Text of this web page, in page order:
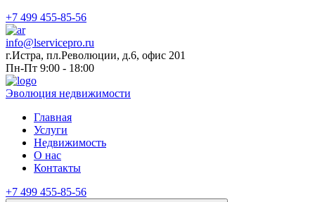
+7 499 455-85-56
info@lservicepro.ru
г.Истра, пл.Революции, д.6, офис 201
Пн-Пт 9:00 - 18:00
Эволюция недвижимости
Главная
Услуги
Недвижимость
О нас
Контакты
+7 499 455-85-56